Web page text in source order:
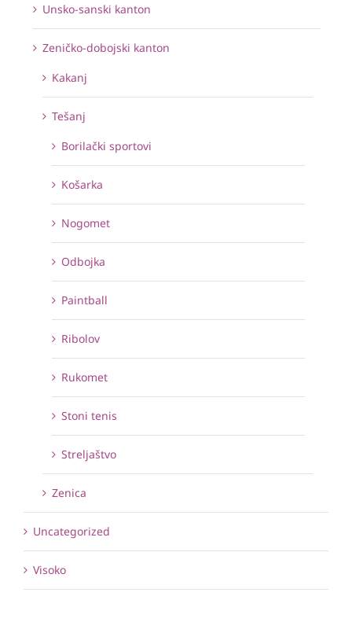
Unsko-sanski kanton
Zeničko-dobojski kanton
Kakanj
Tešanj
Borilački sportovi
Košarka
Nogomet
Odbojka
Paintball
Ribolov
Rukomet
Stoni tenis
Streljaštvo
Zenica
Uncategorized
Visoko